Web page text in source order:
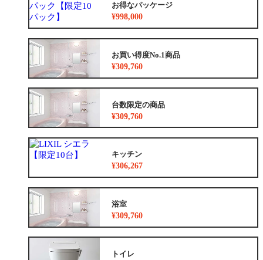
お得なパッケージ
¥998,000
お買い得度No.1商品
¥309,760
台数限定の商品
¥309,760
キッチン
¥306,267
浴室
¥309,760
トイレ